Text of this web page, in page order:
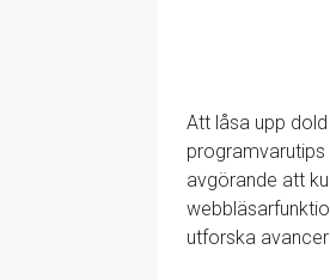
Att låsa upp
avgörande att
utforska